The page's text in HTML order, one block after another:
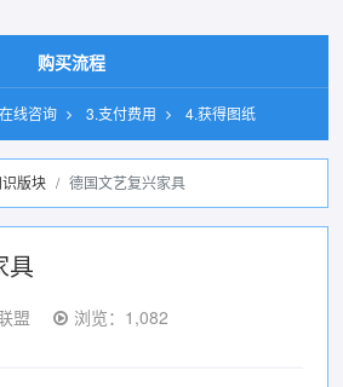
购买流程
线咨询 3.支付费用 4.获得图纸
版块 德国文艺复兴家具
具
盟 浏览：1,082